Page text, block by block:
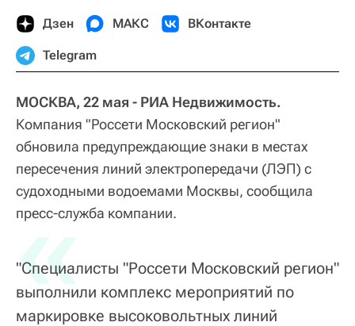
Дзен МАКС ВКонтакте
Telegram
МОСКВА, 22 мая - РИА Недвижимость.
Компания "Россети Московский регион"
обновила предупреждающие знаки в местах
пересечения линий электропередачи (ЛЭП) с
судоходными водоемами Москвы, сообщила
пресс-служба компании.
«
"Специалисты "Россети Московский регион"
выполнили комплекс мероприятий по
маркировке высоковольтных линий